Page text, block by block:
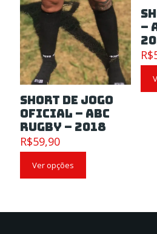
Short de Jogo
Oficial – ABC
Rugby – 2018
R$59,90
Ver opções
–
R$